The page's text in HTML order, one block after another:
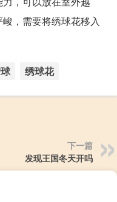
，需要将绣球花移入
绣球花
下一篇
发现王国冬天开吗